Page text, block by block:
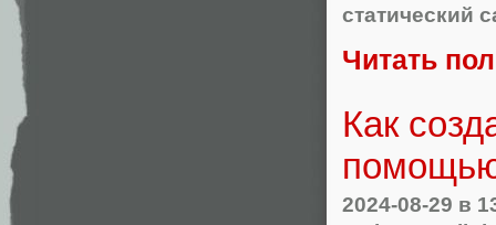
статический
Читать
Как
2024-08-29 в